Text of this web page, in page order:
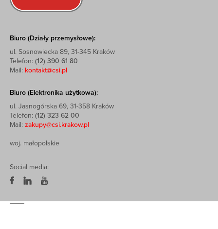
Biuro (Działy przemysłowe):
ul. Sosnowiecka 89, 31-345 Kraków
Telefon: (12) 390 61 80
Mail: kontakt@csi.pl
Biuro (Elektronika użytkowa):
ul. Jasnogórska 69, 31-358 Kraków
Telefon: (12) 323 62 00
Mail: zakupy@csi.krakow.pl
woj. małopolskie
Social media: